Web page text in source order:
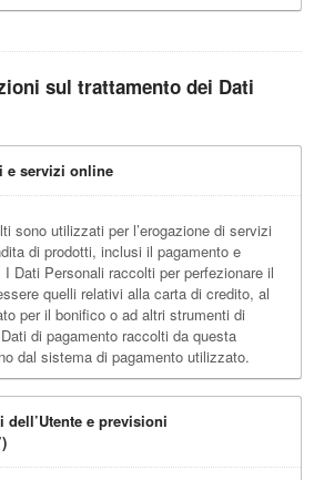
sul trattamento dei Dati
e servizi online
sono utilizzati per l’erogazione di servizi
di prodotti, inclusi il pagamento e
I Dati Personali raccolti per perfezionare il
quelli relativi alla carta di credito, al
per il bonifico o ad altri strumenti di
di pagamento raccolti da questa
dal sistema di pagamento utilizzato.
dell’Utente e previsioni